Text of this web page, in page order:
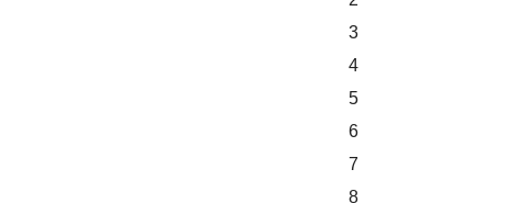
3
4
5
6
7
8